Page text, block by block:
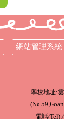
網站管理系統
學校地址:雲
(
電話